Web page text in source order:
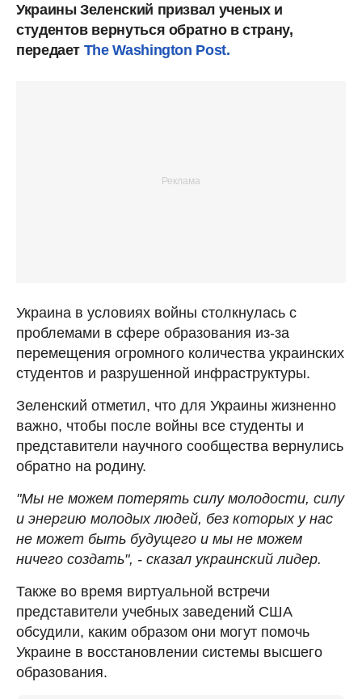
Украины Зеленский призвал ученых и
студентов вернуться обратно в страну,
передает The Washington Post.
Украина в условиях войны столкнулась с
проблемами в сфере образования из-за
перемещения огромного количества украинских
студентов и разрушенной инфраструктуры.
Зеленский отметил, что для Украины жизненно
важно, чтобы после войны все студенты и
представители научного сообщества вернулись
обратно на родину.
"Мы не можем потерять силу молодости, силу
и энергию молодых людей, без которых у нас
не может быть будущего и мы не можем
ничего создать", - сказал украинский лидер.
Также во время виртуальной встречи
представители учебных заведений США
обсудили, каким образом они могут помочь
Украине в восстановлении системы высшего
образования.